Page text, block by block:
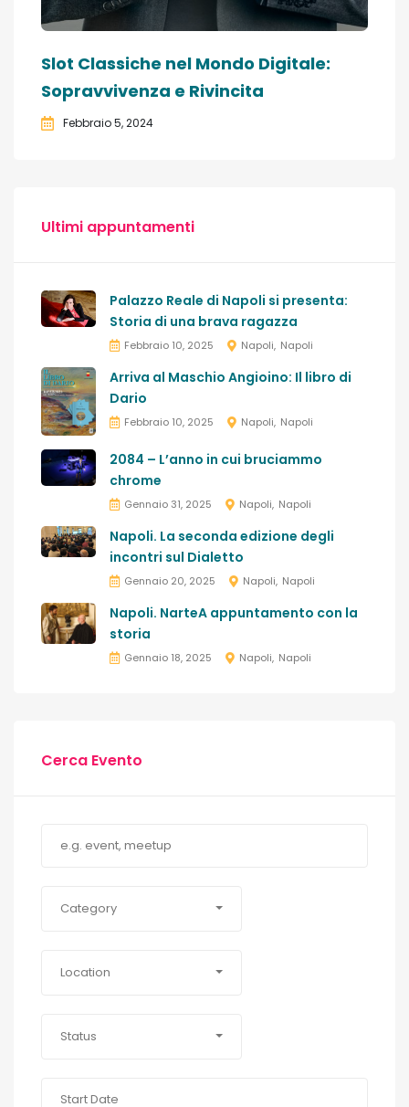
Slot Classiche nel Mondo Digitale:
Sopravvivenza e Rivincita
Febbraio 5, 2024
Ultimi appuntamenti
Palazzo Reale di Napoli si presenta:
Storia di una brava ragazza
Febbraio 10, 2025 Napoli Napoli
Arriva al Maschio Angioino: Il libro di
Dario
Febbraio 10, 2025 Napoli Napoli
2084 – L’anno in cui bruciammo
chrome
Gennaio 31, 2025 Napoli Napoli
Napoli. La seconda edizione degli
incontri sul Dialetto
Gennaio 20, 2025 Napoli Napoli
Napoli. NarteA appuntamento con la
storia
Gennaio 18, 2025 Napoli Napoli
Cerca Evento
Category
Location
Status